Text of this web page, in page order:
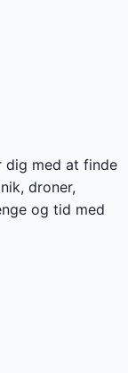
dig med at finde
droner,
og tid med